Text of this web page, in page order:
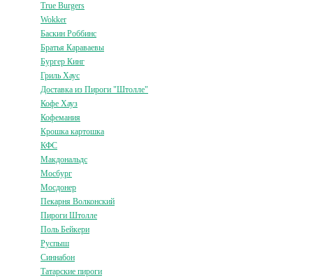
True Burgers
Wokker
Баскин Роббинс
Братья Караваевы
Бургер Кинг
Гриль Хаус
Доставка из Пироги "Штолле"
Кофе Хауз
Кофемания
Крошка картошка
КФС
Макдональдс
Мосбург
Мосдонер
Пекарня Волконский
Пироги Штолле
Поль Бейкери
Руспыш
Синнабон
Татарские пироги